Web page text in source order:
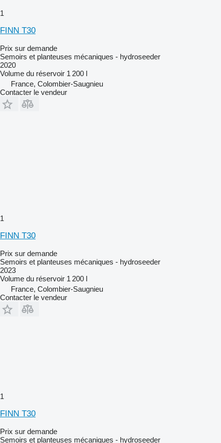
1
FINN T30
Prix sur demande
Semoirs et planteuses mécaniques - hydroseeder
2020
Volume du réservoir 1 200 l
France, Colombier-Saugnieu
Contacter le vendeur
1
FINN T30
Prix sur demande
Semoirs et planteuses mécaniques - hydroseeder
2023
Volume du réservoir 1 200 l
France, Colombier-Saugnieu
Contacter le vendeur
1
FINN T30
Prix sur demande
Semoirs et planteuses mécaniques - hydroseeder